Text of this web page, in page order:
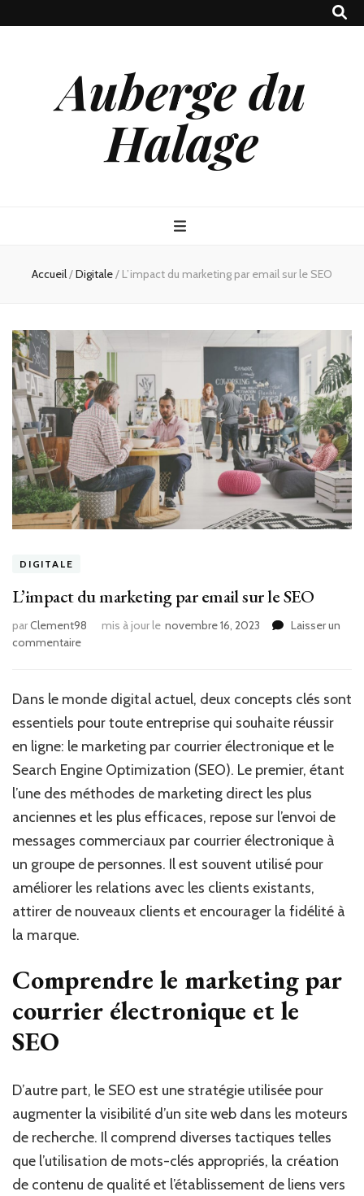
Auberge du
Halage
Accueil/Digitale/ L’impact du marketing par email sur le SEO
DIGITALE
L’impact du marketing par email sur le SEO
parClement98 mis à jour le novembre 16, 2023
Laisser un
commentairesur
marketing
email
sur
le
SEO
Dans le monde digital actuel, deux concepts clés sont
essentiels pour toute entreprise qui souhaite réussir
en ligne: le marketing par courrier électronique et le
Search Engine Optimization (SEO). Le premier, étant
l’une des méthodes de marketing direct les plus
anciennes et les plus efficaces, repose sur l’envoi de
messages commerciaux par courrier électronique à
un groupe de personnes. Il est souvent utilisé pour
améliorer les relations avec les clients existants,
attirer de nouveaux clients et encourager la fidélité à
la marque.
Comprendre le marketing par
courrier électronique et le
SEO
D’autre part, le SEO est une stratégie utilisée pour
augmenter la visibilité d’un site web dans les moteurs
de recherche. Il comprend diverses tactiques telles
que l’utilisation de mots-clés appropriés, la création
de contenu de qualité et l’établissement de liens vers